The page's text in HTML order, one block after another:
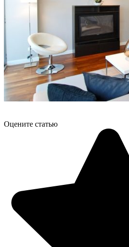
Оцените статью